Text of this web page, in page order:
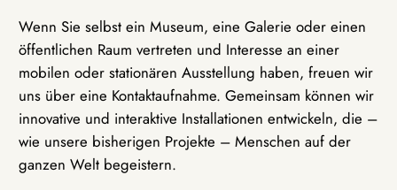
Wenn Sie selbst ein Museum, eine Galerie oder einen
öffentlichen Raum vertreten und Interesse an einer
mobilen oder stationären Ausstellung haben, freuen wir
uns über eine Kontaktaufnahme. Gemeinsam können wir
innovative und interaktive Installationen entwickeln, die –
wie unsere bisherigen Projekte – Menschen auf der
ganzen Welt begeistern.